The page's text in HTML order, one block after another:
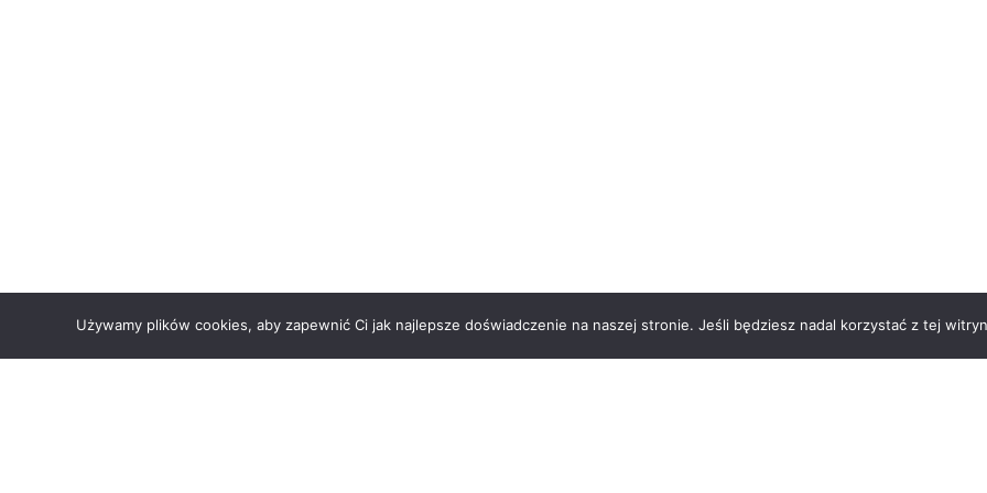
Używamy plików cookies, aby zapewnić Ci jak najlepsze doświadczenie na naszej stronie. Jeśli będziesz nadal korzystać z tej